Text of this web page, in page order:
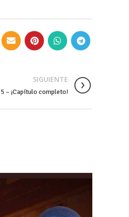
SIGUIENTE
– ¡Capítulo completo!